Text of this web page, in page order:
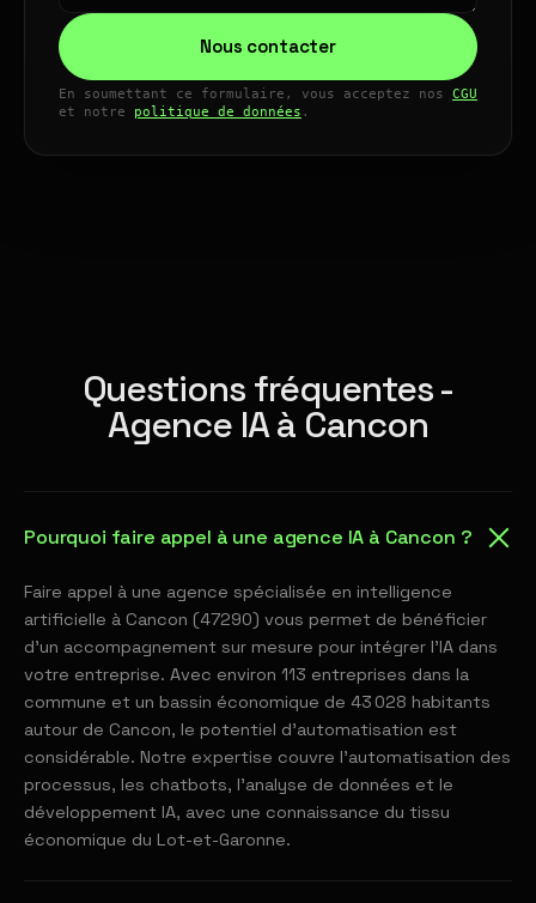
Nous contacter
En soumettant ce formulaire, vous acceptez nos CGU
et notre politique de données .
Questions fréquentes -
Agence IA à Cancon
Pourquoi faire appel à une agence IA à Cancon ?
Faire appel à une agence spécialisée en intelligence
artificielle à Cancon (47290) vous permet de bénéficier
d'un accompagnement sur mesure pour intégrer l'IA dans
votre entreprise. Avec environ 113 entreprises dans la
commune et un bassin économique de 43 028 habitants
autour de Cancon, le potentiel d'automatisation est
considérable. Notre expertise couvre l'automatisation des
processus, les chatbots, l'analyse de données et le
développement IA, avec une connaissance du tissu
économique du Lot-et-Garonne.